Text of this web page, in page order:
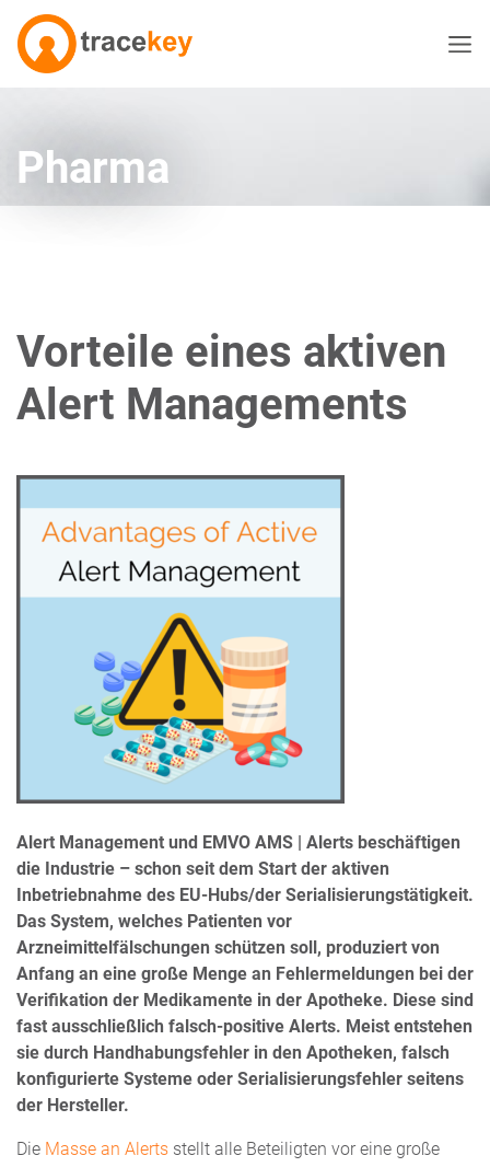
Pharma
Vorteile eines aktiven
Alert Managements
Alert Management und EMVO AMS | Alerts beschäftigen
die Industrie – schon seit dem Start der aktiven
Inbetriebnahme des EU-Hubs/der Serialisierungstätigkeit.
Das System, welches Patienten vor
Arzneimittelfälschungen schützen soll, produziert von
Anfang an eine große Menge an Fehlermeldungen bei der
Verifikation der Medikamente in der Apotheke. Diese sind
fast ausschließlich falsch-positive Alerts. Meist entstehen
sie durch Handhabungsfehler in den Apotheken, falsch
konfigurierte Systeme oder Serialisierungsfehler seitens
der Hersteller.
Die Masse an Alerts stellt alle Beteiligten vor eine große